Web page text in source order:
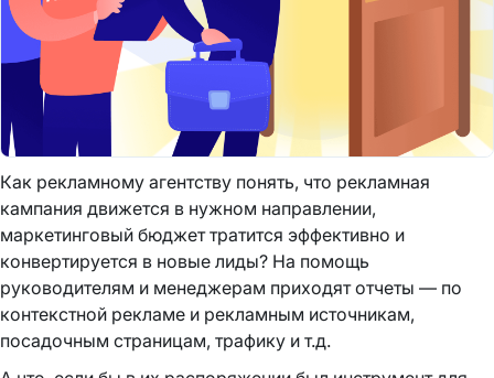
Как рекламному агентству понять, что рекламная
кампания движется в нужном направлении,
маркетинговый бюджет тратится эффективно и
конвертируется в новые лиды? На помощь
руководителям и менеджерам приходят отчеты — по
контекстной рекламе и рекламным источникам,
посадочным страницам, трафику и т.д.